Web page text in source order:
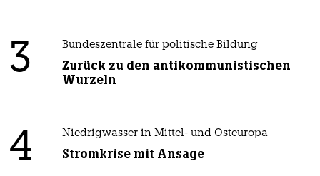
3 Bundeszentrale für politische Bildung
Zurück zu den antikommunistischen
Wurzeln
4 Niedrigwasser in Mittel- und Osteuropa
Stromkrise mit Ansage